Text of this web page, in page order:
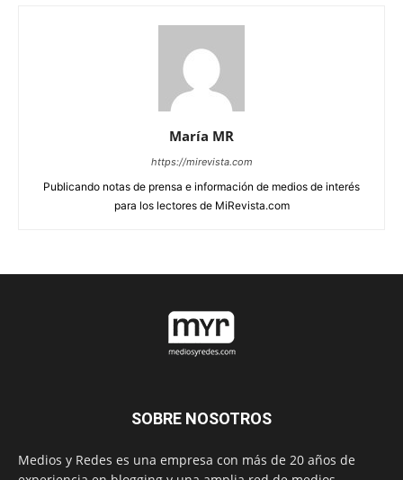
María MR
https://mirevista.com
Publicando notas de prensa e información de medios de interés
para los lectores de MiRevista.com
SOBRE NOSOTROS
Medios y Redes es una empresa con más de 20 años de